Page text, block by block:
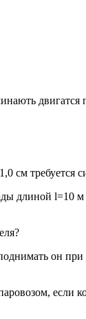
двигатся
см требуется
длиной l=10
он
если